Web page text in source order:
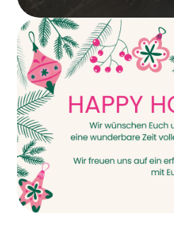
Vandaag gaat het van
2026!